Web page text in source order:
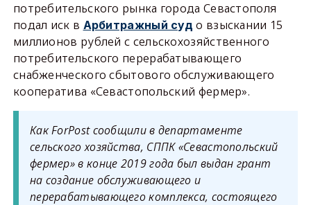
потребительского рынка города Севастополя
подал иск в Арбитражный суд о взыскании 15
миллионов рублей с сельскохозяйственного
потребительского перерабатывающего
снабженческого сбытового обслуживающего
кооператива «Севастопольский фермер».
Как ForPost сообщили в департаменте
сельского хозяйства, СППК «Севастопольский
фермер» в конце 2019 года был выдан грант
на создание обслуживающего и
перерабатывающего комплекса, состоящего